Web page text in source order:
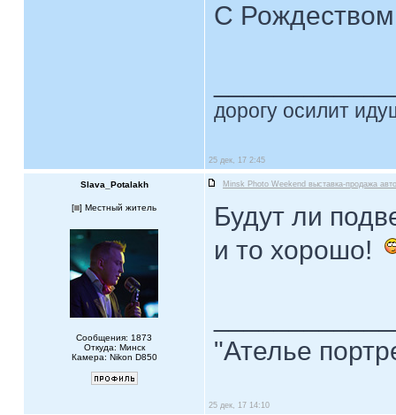
С
дорогу осилит
25 дек, 17 2:45
Slava_Potalakh Minsk Photo Weekend выставка-продажа
[ ] Местный житель
Сообщения: 1873
Откуда: Минск
Камера: Nikon D850
Будут ли
и то хорошо!
"Ателье
25 дек, 17 14:10